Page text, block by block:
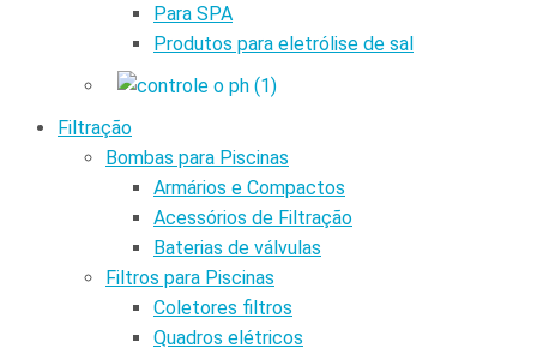
Para SPA
Produtos para eletrólise de sal
Filtração
Bombas para Piscinas
Armários e Compactos
Acessórios de Filtração
Baterias de válvulas
Filtros para Piscinas
Coletores filtros
Quadros elétricos